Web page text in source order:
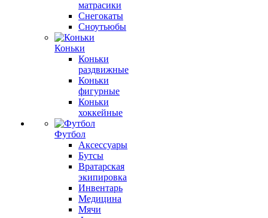
матрасики
Снегокаты
Сноутьюбы
Коньки
Коньки
раздвижные
Коньки
фигурные
Коньки
хоккейные
Футбол
Аксессуары
Бутсы
Вратарская
экипировка
Инвентарь
Медицина
Мячи